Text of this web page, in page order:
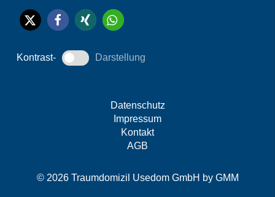
Kontrast- Darstellung
© 2026 Traumdomizil Usedom GmbH by GMM
Datenschutz
Impressum
Kontakt
AGB